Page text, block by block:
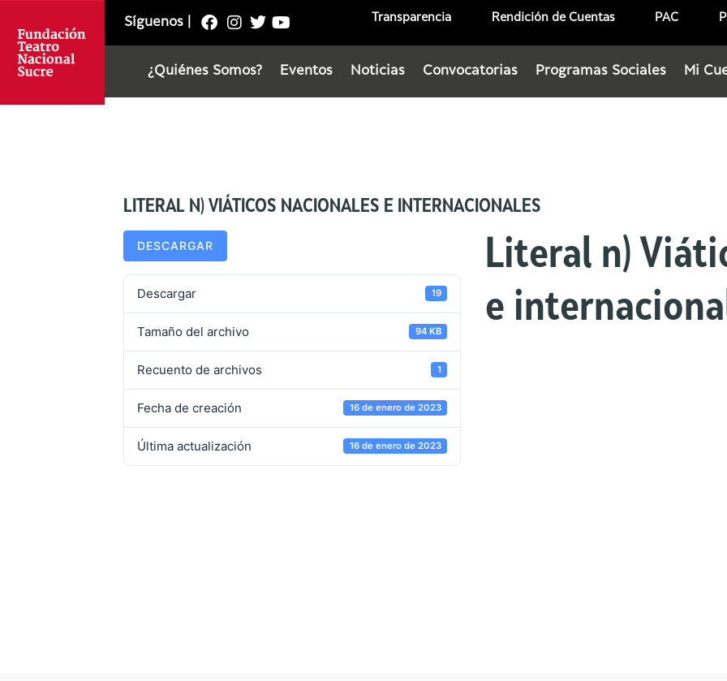
Síguenos Transparencia Rendición de Cuentas PAC
¿Quiénes Somos? Eventos Noticias Convocatorias Programas Sociales Mi
LITERAL N) VIÁTICOS NACIONALES E INTERNACIONALES
DESCARGAR
Descargar 19
Tamaño del archivo 94 KB
Recuento de archivos 1
Fecha de creación 16 de enero de 2023
Última actualización 16 de enero de 2023
Literal n)
e